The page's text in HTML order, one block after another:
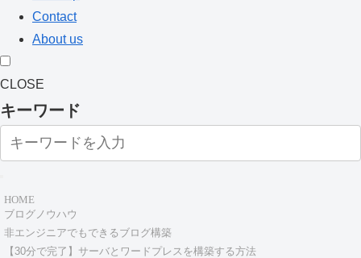
Contact
About us
CLOSE
キーワード
HOME
ブログノウハウ
非エンジニアでもできるブログ構築
【30分で完了】サーバとワードプレスを構築する方法